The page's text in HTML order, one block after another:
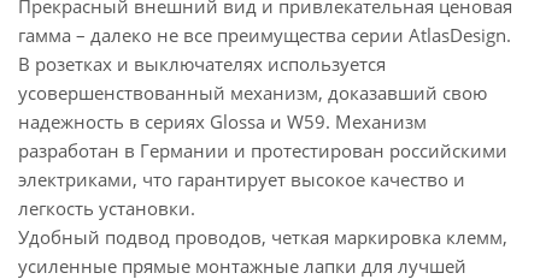
Прекрасный внешний вид и привлекательная ценовая
гамма – далеко не все преимущества серии AtlasDesign.
В розетках и выключателях используется
усовершенствованный механизм, доказавший свою
надежность в сериях Glossa и W59. Механизм
разработан в Германии и протестирован российскими
электриками, что гарантирует высокое качество и
легкость установки.
Удобный подвод проводов, четкая маркировка клемм,
усиленные прямые монтажные лапки для лучшей